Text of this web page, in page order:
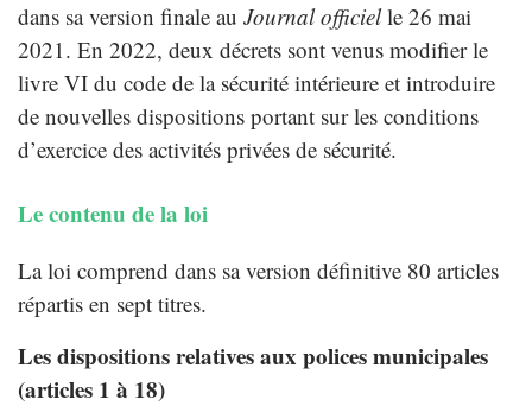
dans sa version finale au Journal officielle 26 mai
2021. En 2022, deux décrets sont venus modifier le
livre VI du code de la sécurité intérieure et introduire
de nouvelles dispositions portant sur les conditions
d’exercice des activités privées de sécurité.
Le contenu de la loi
La loi comprend dans sa version définitive 80 articles
répartis en sept titres.
Les dispositions relatives aux polices municipales
(articles 1 à 18)